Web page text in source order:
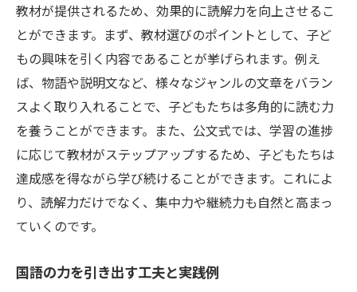
教材が提供されるため、効果的に読解力を向上させるこ
とができます。まず、教材選びのポイントとして、子ど
もの興味を引く内容であることが挙げられます。例え
ば、物語や説明文など、様々なジャンルの文章をバラン
スよく取り入れることで、子どもたちは多角的に読む力
を養うことができます。また、公文式では、学習の進捗
に応じて教材がステップアップするため、子どもたちは
達成感を得ながら学び続けることができます。これによ
り、読解力だけでなく、集中力や継続力も自然と高まっ
ていくのです。
国語の力を引き出す工夫と実践例